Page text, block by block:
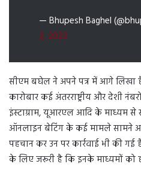
— Bhupesh Baghel
2, 2023
सीएम बघेल ने अपने पत्र में आगे लिखा
कारोबार कई अंतरराष्ट्रीय और देशी
इंस्टाग्राम, यूआरएल आदि के माध्यम
ऑनलाइन बेटिंग के कई मामले सामने
पहचान कर उन पर कार्रवाई भी की
के लिए जरूरी है कि इनके माध्यमों को